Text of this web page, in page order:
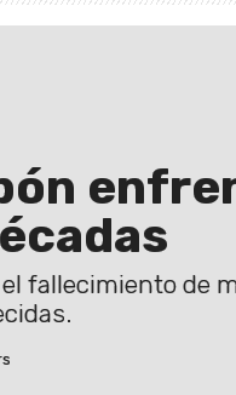
fallecimiento de